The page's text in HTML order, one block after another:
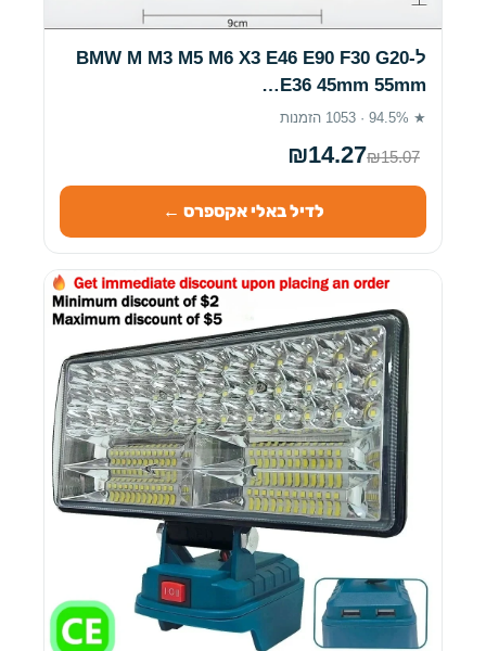
ל-BMW M M3 M5 M6 X3 E46 E90 F30 G20
E36 45mm 55mm…
★ 94.5% · 1053 הזמנות
₪14.27₪15.07
לדיל באלי אקספרס ←